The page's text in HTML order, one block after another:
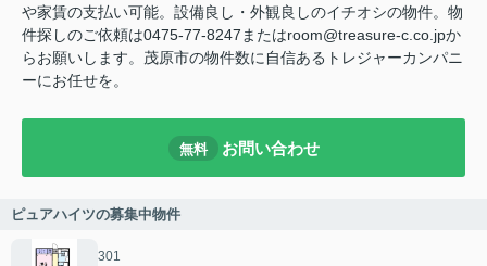
や家賃の支払い可能。設備良し・外観良しのイチオシの物件。物
件探しのご依頼は0475-77-8247またはroom@treasure-c.co.jpか
らお願いします。茂原市の物件数に自信あるトレジャーカンパニ
ーにお任せを。
無料 お問い合わせ
ピュアハイツの募集中物件
301